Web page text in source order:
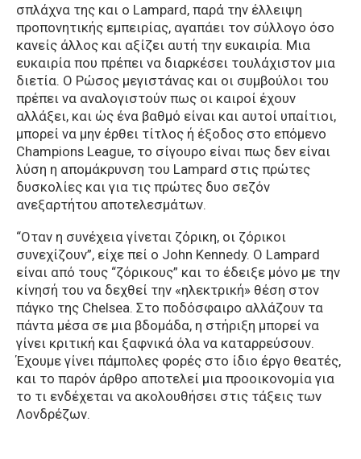
σπλάχνα της και ο Lampard, παρά την έλλειψη
προπονητικής εμπειρίας, αγαπάει τον σύλλογο όσο
κανείς άλλος και αξίζει αυτή την ευκαιρία. Μια
ευκαιρία που πρέπει να διαρκέσει τουλάχιστον μια
διετία. Ο Ρώσος μεγιστάνας και οι συμβούλοι του
πρέπει να αναλογιστούν πως οι καιροί έχουν
αλλάξει, και ώς ένα βαθμό είναι και αυτοί υπαίτιοι,
μπορεί να μην έρθει τίτλος ή έξοδος στο επόμενο
Champions League, το σίγουρο είναι πως δεν είναι
λύση η απομάκρυνση του Lampard στις πρώτες
δυσκολίες και για τις πρώτες δυο σεζόν
ανεξαρτήτου αποτελεσμάτων.
“Οταν η συνέχεια γίνεται ζόρικη, οι ζόρικοι
συνεχίζουν”, είχε πεί ο John Kennedy. Ο Lampard
είναι από τους “ζόρικους” και το έδειξε μόνο με την
κίνησή του να δεχθεί την «ηλεκτρική» θέση στον
πάγκο της Chelsea. Στο ποδόσφαιρο αλλάζουν τα
πάντα μέσα σε μια βδομάδα, η στήριξη μπορεί να
γίνει κριτική και ξαφνικά όλα να καταρρεύσουν.
Έχουμε γίνει πάμπολες φορές στο ίδιο έργο θεατές,
και το παρόν άρθρο αποτελεί μια προοικονομία για
το τι ενδέχεται να ακολουθήσει στις τάξεις των
Λονδρέζων.